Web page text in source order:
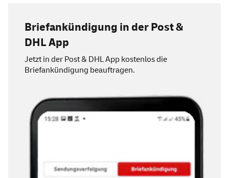
Briefankündigung in der Post &
DHLApp
Jetzt in der Post & DHLApp kostenlos die
Briefankündigung beauftragen.